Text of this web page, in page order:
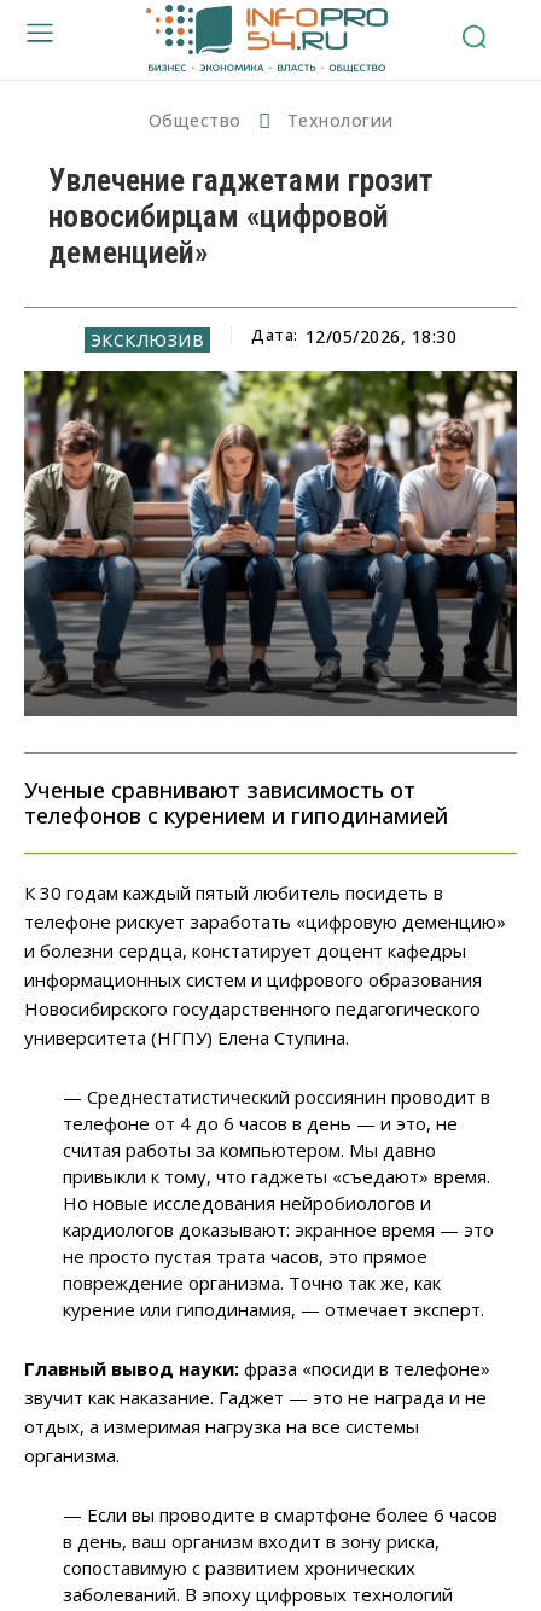
Общество Технологии
Увлечение гаджетами грозит
новосибирцам «цифровой
деменцией»
Дата: 12/05/2026, 18:30
Ученые сравнивают зависимость от
телефонов с курением и гиподинамией
К 30 годам каждый пятый любитель посидеть в
телефоне рискует заработать «цифровую деменцию»
и болезни сердца, констатирует доцент кафедры
информационных систем и цифрового образования
Новосибирского государственного педагогического
университета (НГПУ) Елена Ступина.
— Среднестатистический россиянин проводит в
телефоне от 4 до 6 часов в день — и это, не
считая работы за компьютером. Мы давно
привыкли к тому, что гаджеты «съедают» время.
Но новые исследования нейробиологов и
кардиологов доказывают: экранное время — это
не просто пустая трата часов, это прямое
повреждение организма. Точно так же, как
курение или гиподинамия, — отмечает эксперт.
Главный вывод науки: фраза «посиди в телефоне»
звучит как наказание. Гаджет — это не награда и не
отдых, а измеримая нагрузка на все системы
организма.
— Если вы проводите в смартфоне более 6 часов
в день, ваш организм входит в зону риска,
сопоставимую с развитием хронических
заболеваний. В эпоху цифровых технологий